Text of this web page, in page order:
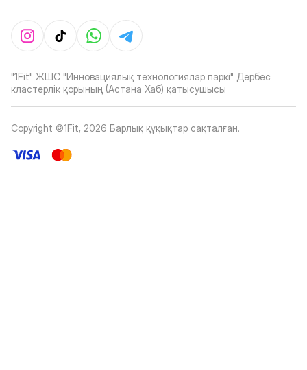
"1Fit" ЖШС "Инновациялық технологиялар паркі" Дербес
кластерлік қорының (Астана Хаб) қатысушысы
Copyright ©1Fit, 2026 Барлық құқықтар сақталған.